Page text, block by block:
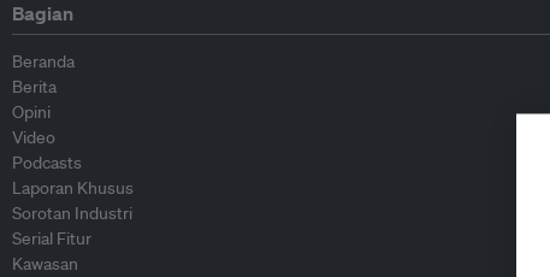
Bagian
Beranda
Berita
Opini
Video
Podcasts
Laporan Khusus
Sorotan Industri
Serial Fitur
Kawasan